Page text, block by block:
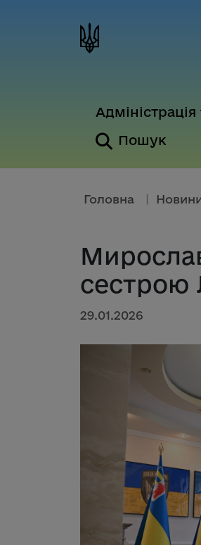
Адміністрація
Пошук
Головна
сестрою
29.01.2026